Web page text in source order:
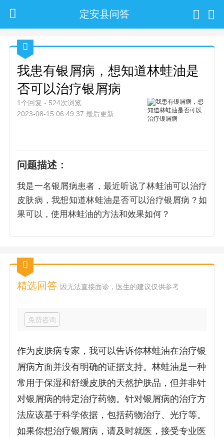
定安县问答
我患有银屑病，想知道林蛙油是
否可以治疗银屑病
1个回复
524次浏览
2023-08-15 06:49:37 最后更新
问题描述：
我是一名银屑病患者，最近听说了林蛙油可以治疗
皮肤病，我想知道林蛙油是否可以治疗银屑病？如
果可以，使用林蛙油的方法和效果如何？
精选回答 因无法直接面诊，医生的建议仅供参考
免费咨询
作为皮肤病专家，我可以告诉你林蛙油在治疗银
屑病方面并没有明确的证据支持。林蛙油是一种
常用于保湿和舒缓皮肤的天然护肤品，但并非针
对银屑病的特定治疗药物。针对银屑病的治疗方
法应该基于科学依据，包括药物治疗、光疗等。
如果你想治疗银屑病，请及时就医，接受专业医